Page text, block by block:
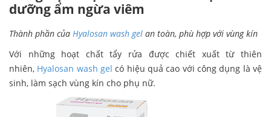
dưỡng ẩm ngừa viêm
Thành phần của Hyalosan wash gel an toàn, phù hợp với vùng kín
Với những hoạt chất tẩy rửa được chiết xuất từ thiên
nhiên, Hyalosan wash gel có hiệu quả cao với công dụng là vệ
sinh, làm sạch vùng kín cho phụ nữ.